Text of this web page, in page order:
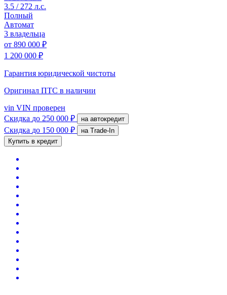
3.5 / 272 л.с.
Полный
Автомат
3 владельца
от 890 000 ₽
1 200 000 ₽
Гарантия юридической чистоты
Оригинал ПТС в наличии
vin VIN проверен
Скидка до 250 000 ₽ на автокредит
Скидка до 150 000 ₽
на Trade-In
Купить в кредит